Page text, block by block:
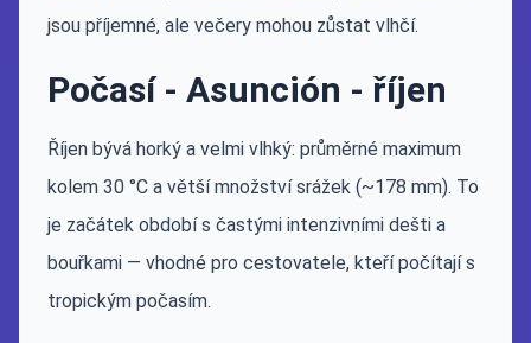
jsou příjemné, ale večery mohou zůstat vlhčí.
Počasí - Asunción - říjen
Říjen bývá horký a velmi vlhký: průměrné maximum
kolem 30 °C a větší množství srážek (~178 mm). To
je začátek období s častými intenzivními dešti a
bouřkami — vhodné pro cestovatele, kteří počítají s
tropickým počasím.